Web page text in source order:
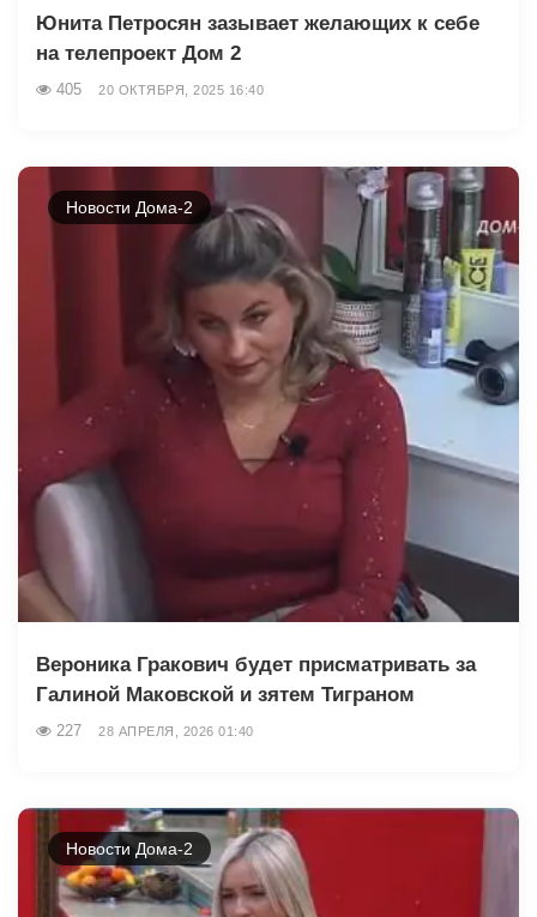
Юнита Петросян зазывает желающих к себе
на телепроект Дом 2
405 20 ОКТЯБРЯ, 2025 16:40
Новости Дома-2
Вероника Гракович будет присматривать за
Галиной Маковской и зятем Тиграном
227 28 АПРЕЛЯ, 2026 01:40
Новости Дома-2